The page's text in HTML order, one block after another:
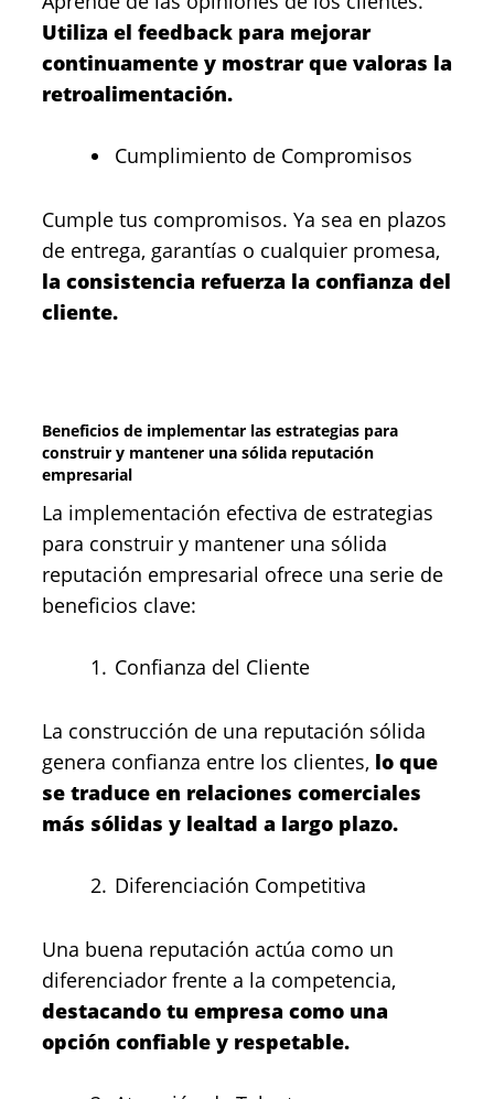
Utiliza el feedback para mejorar
continuamente y mostrar que valoras la
retroalimentación.
Cumplimiento de Compromisos
Cumple tus compromisos. Ya sea en plazos
de entrega, garantías o cualquier promesa,
la consistencia refuerza la confianza del
cliente.
Beneficios de implementar las estrategias para
construir y mantener una sólida reputación
empresarial
La implementación efectiva de estrategias
para construir y mantener una sólida
reputación empresarial ofrece una serie de
beneficios clave:
Confianza del Cliente
La construcción de una reputación sólida
genera confianza entre los clientes, lo que
se traduce en relaciones comerciales
más sólidas y lealtad a largo plazo.
Diferenciación Competitiva
Una buena reputación actúa como un
diferenciador frente a la competencia,
destacando tu empresa como una
opción confiable y respetable.